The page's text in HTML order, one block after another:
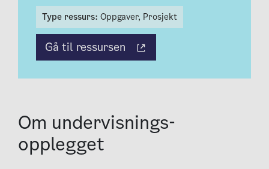
Om under­visnings­
opplegget
Type ressurs: Oppgaver, Prosjekt
Gå til ressursen